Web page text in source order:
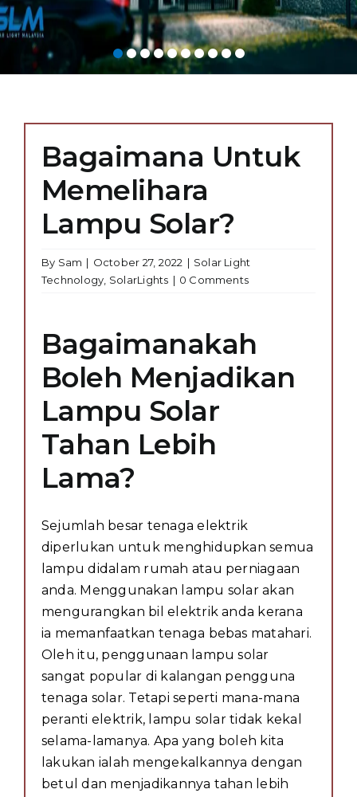
Bagaimana Untuk
Memelihara
Lampu Solar?
By Sam | October 27, 2022 | Solar Light
Technology SolarLights | 0 Comments
Bagaimanakah
Boleh Menjadikan
Lampu Solar
Tahan Lebih
Lama?
Sejumlah besar tenaga elektrik
diperlukan untuk menghidupkan semua
lampu didalam rumah atau perniagaan
anda. Menggunakan lampu solar akan
mengurangkan bil elektrik anda kerana
ia memanfaatkan tenaga bebas matahari.
Oleh itu, penggunaan lampu solar
sangat popular di kalangan pengguna
tenaga solar. Tetapi seperti mana-mana
peranti elektrik, lampu solar tidak kekal
selama-lamanya. Apa yang boleh kita
lakukan ialah mengekalkannya dengan
betul dan menjadikannya tahan lebih